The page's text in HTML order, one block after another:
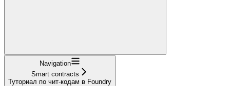
Navigation
Smart contracts
Туториал по чит-кодам в Foundry